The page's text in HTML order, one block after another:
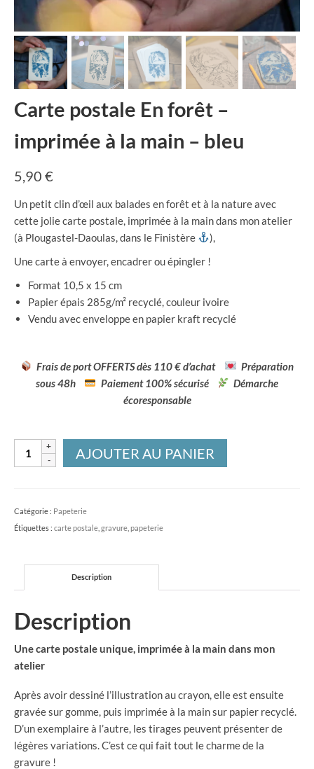
Carte postale En forêt –
imprimée à la main – bleu
5,90 €
Un petit clin d’œil aux balades en forêt et à la nature avec
cette jolie carte postale, imprimée à la main dans mon atelier
(à Plougastel-Daoulas, dans le Finistère
),
Une carte à envoyer, encadrer ou épingler !
Format 10,5 x 15 cm
Papier épais 285g/m² recyclé, couleur ivoire
Vendu avec enveloppe en papier kraft recyclé
Frais de port OFFERTS dès 110 € d’achat
Préparation
sous 48h
Paiement 100% sécurisé
Démarche
écoresponsable
quantité
En
forêt
imprimée
main
-
bleu
AJOUTER AU PANIER
Catégorie : Papeterie
Étiquettes : carte postale gravure papeterie
Description
Description
Une carte postale unique, imprimée à la main dans mon
atelier
Après avoir dessiné l’illustration au crayon, elle est ensuite
gravée sur gomme, puis imprimée à la main sur papier recyclé.
D’un exemplaire à l’autre, les tirages peuvent présenter de
légères variations. C’est ce qui fait tout le charme de la
gravure !